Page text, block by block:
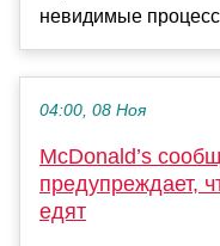
невидимые
04:00, 08 Ноя
McDonald’s
предупреждает,
едят